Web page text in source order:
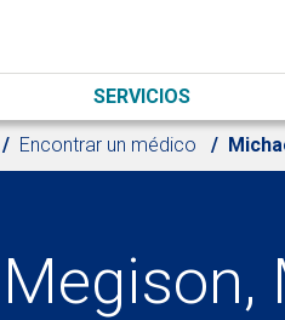
SERVICIOS
Encontrar un médico